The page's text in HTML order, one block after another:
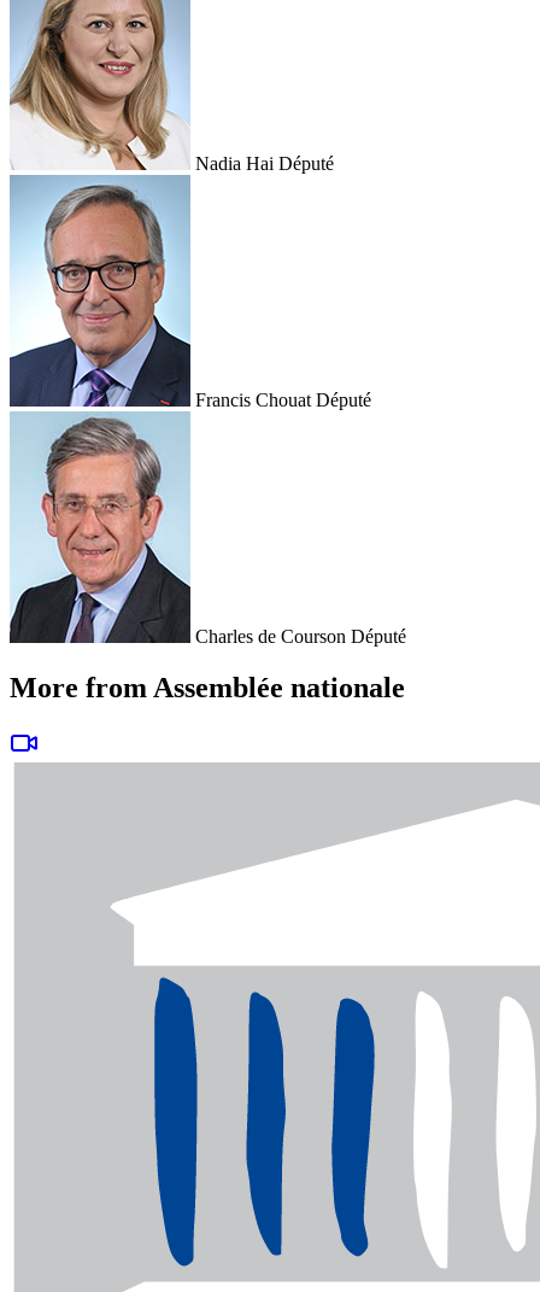
Nadia Hai Député
Francis Chouat Député
Charles de Courson Député
More from Assemblée nationale